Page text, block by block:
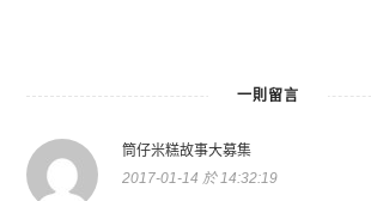
一則留言
筒仔米糕故事大募集
2017-01-14 於 14:32:19